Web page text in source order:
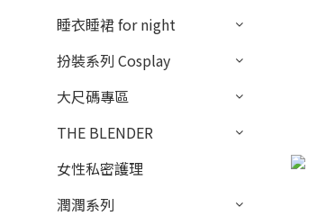
睡衣睡裙 for night
扮裝系列 Cosplay
大尺碼專區
THE BLENDER
女性私密護理
潤潤系列